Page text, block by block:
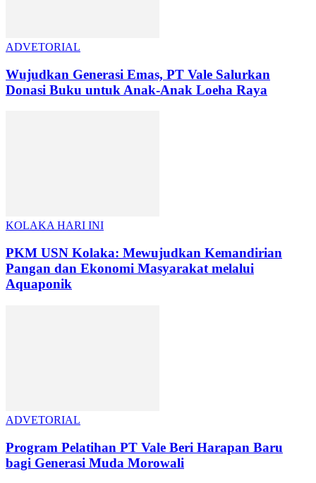
ADVETORIAL
Wujudkan Generasi Emas, PT Vale Salurkan
Donasi Buku untuk Anak-Anak Loeha Raya
KOLAKA HARI INI
PKM USN Kolaka: Mewujudkan Kemandirian
Pangan dan Ekonomi Masyarakat melalui
Aquaponik
ADVETORIAL
Program Pelatihan PT Vale Beri Harapan Baru
bagi Generasi Muda Morowali